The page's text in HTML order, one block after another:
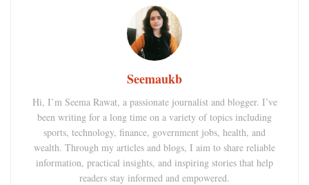
Seemaukb
Hi, I’m Seema Rawat, a passionate journalist and blogger. I’ve
been writing for a long time on a variety of topics including
sports, technology, finance, government jobs, health, and
wealth. Through my articles and blogs, I aim to share reliable
information, practical insights, and inspiring stories that help
readers stay informed and empowered.